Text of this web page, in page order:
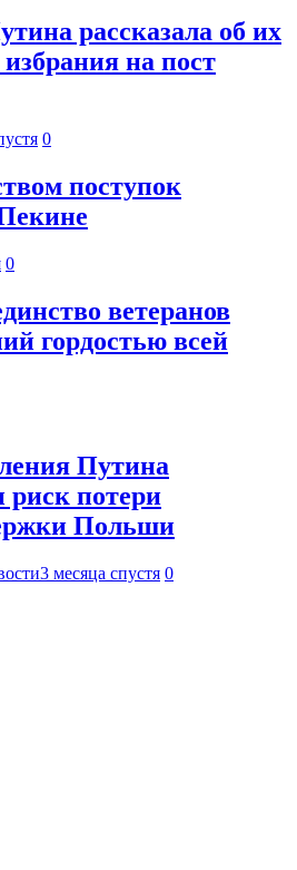
рассказала об их
избрания на пост
0
поступок
0
ветеранов
гордостью всей
Путина
риск потери
Польши
3 месяца спустя 0